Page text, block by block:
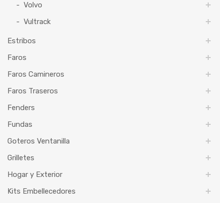
Volvo
Vultrack
Estribos
Faros
Faros Camineros
Faros Traseros
Fenders
Fundas
Goteros Ventanilla
Grilletes
Hogar y Exterior
Kits Embellecedores